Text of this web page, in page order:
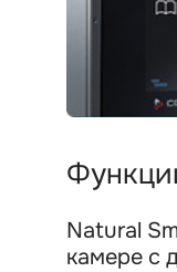
Natural
камере с